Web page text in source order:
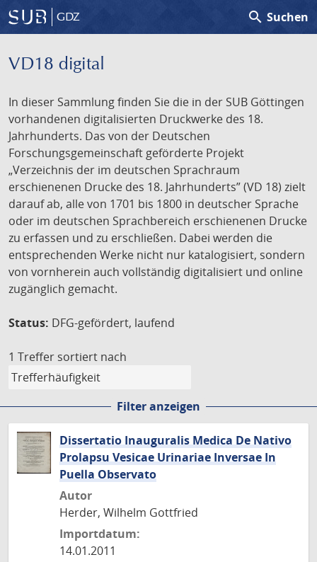
GDZ search Suchen
VD18 digital
In dieser Sammlung finden Sie die in der SUB Göttingen
vorhandenen digitalisierten Druckwerke des 18.
Jahrhunderts. Das von der Deutschen
Forschungsgemeinschaft geförderte Projekt
„Verzeichnis der im deutschen Sprachraum
erschienenen Drucke des 18. Jahrhunderts” (VD 18) zielt
darauf ab, alle von 1701 bis 1800 in deutscher Sprache
oder im deutschen Sprachbereich erschienenen Drucke
zu erfassen und zu erschließen. Dabei werden die
entsprechenden Werke nicht nur katalogisiert, sondern
von vornherein auch vollständig digitalisiert und online
zugänglich gemacht.
Status: DFG-gefördert, laufend
1 Treffer sortiert nach
Filter anzeigen
Dissertatio Inauguralis Medica De Nativo
Prolapsu Vesicae Urinariae Inversae In
Puella Observato
Autor
Herder, Wilhelm Gottfried
Importdatum:
14.01.2011